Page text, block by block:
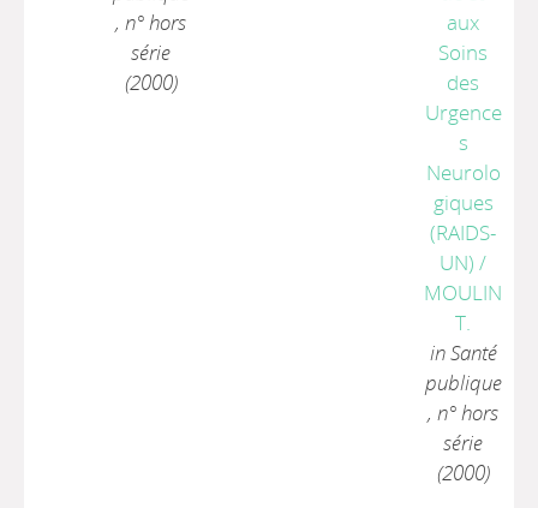
, n° hors
série
(2000)
aux
Soins
des
Urgence
s
Neurolo
giques
(RAIDS-
UN) /
MOULIN
T.
in Santé
publique
, n° hors
série
(2000)